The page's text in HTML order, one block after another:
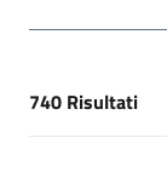
740 Risultati